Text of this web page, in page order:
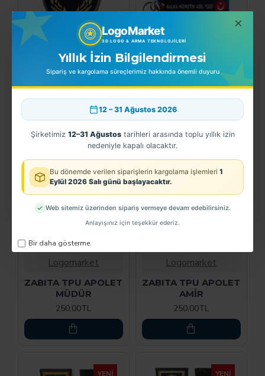
LogoMarket
3D LOGO & ARMA TEKNOLOJILERI
Yıllık İzin Bilgilendirmesi
Sipariş ve kargolama süreçlerimiz hakkında önemli duyuru
12 – 31 Ağustos 2026
Şirketimiz 12–31 Ağustostarihleri arasında toplu yıllık izin
nedeniyle kapalı olacaktır.
Bu dönemde verilen siparişlerin kargolama işlemleri 1
Eylül 2026 Salı günü başlayacaktır.
Web sitemiz üzerinden sipariş vermeye devam edebilirsiniz.
Anlayışınız için teşekkür ederiz.
Bir daha gösterme.
Logomarket
3D Zabıta Kol
Arması TPU
150,00TL
Logomarket
ZABITA TPU
ANAHTARLIK
150,00TL
Logomarket
ZABITA TPU APOLET
MÜDÜR
250,00TL
Logomarket
ZABITA TPU APOLET
AMİR
250,00TL
YENI YENI